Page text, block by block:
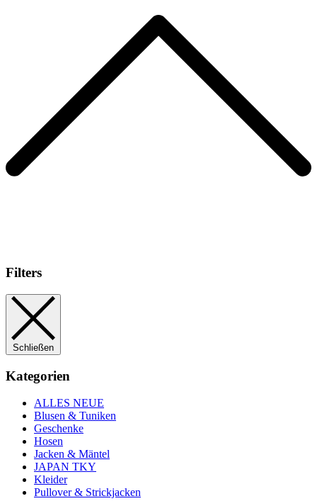
Filters
Schließen
Kategorien
ALLES NEUE
Blusen & Tuniken
Geschenke
Hosen
Jacken & Mäntel
JAPAN TKY
Kleider
Pullover & Strickjacken